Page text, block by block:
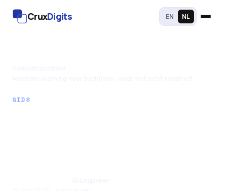
CruxDigits EN NL
GIDS